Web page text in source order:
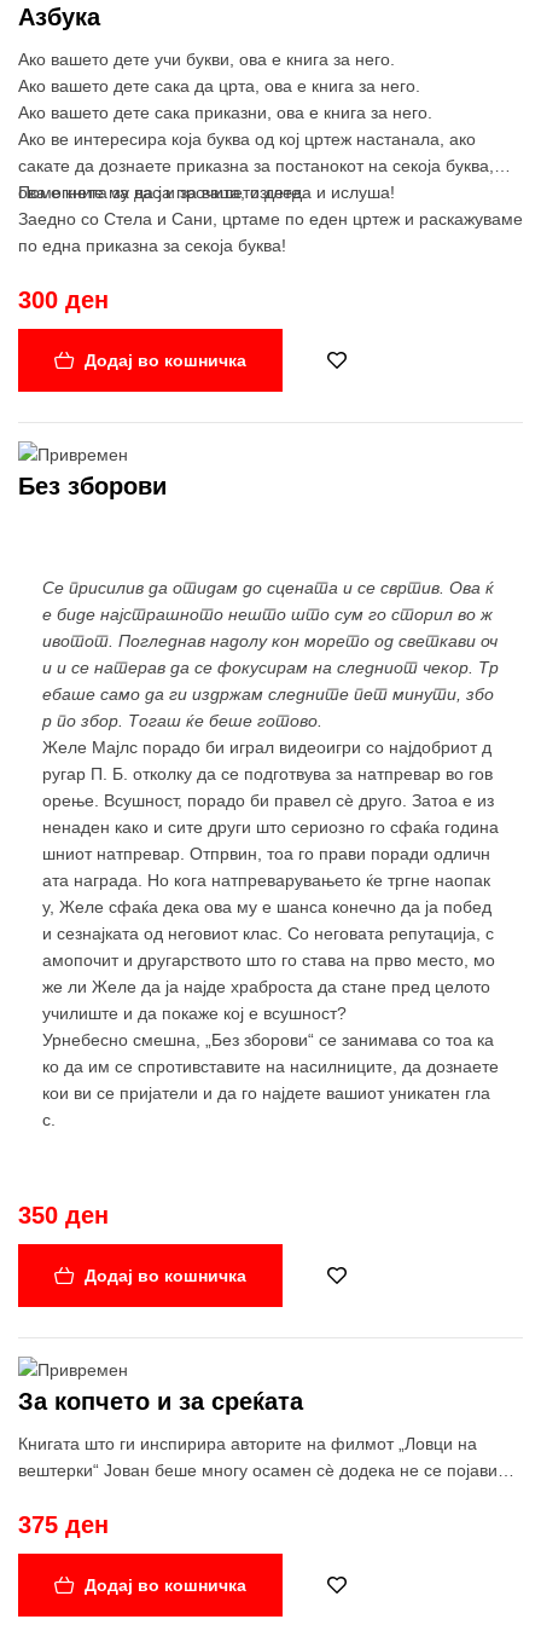
Азбука
Ако вашето дете учи букви, ова е книга за него.
Ако вашето дете сака да црта, ова е книга за него.
Ако вашето дете сака приказни, ова е книга за него.
Ако ве интересира која буква од кој цртеж настанала, ако
сакате да дознаете приказна за постанокот на секоја буква,
ова е книга за вас и за вашето дете.
Помогнете му да ја прочита, изгледа и ислуша!
Заедно со Стела и Сани, цртаме по еден цртеж и раскажуваме
по една приказна за секоја буква!
300 ден
Додај во кошничка
Без зборови
Се присилив да отидам до сцената и се свртив. Ова ќ
е биде најстрашното нешто што сум го сторил во ж
ивотот. Погледнав надолу кон морето од светкави оч
и и се натерав да се фокусирам на следниот чекор. Тр
ебаше само да ги издржам следните пет минути, збо
р по збор. Тогаш ќе беше готово.
Желе Мајлс порадо би играл видеоигри со најдобриот д
ругар П. Б. отколку да се подготвува за натпревар во гов
орење. Всушност, порадо би правел сѐ друго. Затоа е из
ненаден како и сите други што сериозно го сфаќа година
шниот натпревар. Отпрвин, тоа го прави поради одличн
ата награда. Но кога натпреварувањето ќе тргне наопак
у, Желе сфаќа дека ова му е шанса конечно да ја побед
и сезнајката од неговиот клас. Со неговата репутација, с
амопочит и другарството што го става на прво место, мо
же ли Желе да ја најде храброста да стане пред целото
училиште и да покаже кој е всушност?
Урнебесно смешна, „Без зборови“ се занимава со тоа ка
ко да им се спротивставите на насилниците, да дознаете
кои ви се пријатели и да го најдете вашиот уникатен гла
с.
350 ден
Додај во кошничка
За копчето и за среќата
Книгата што ги инспирира авторите на филмот „Ловци на
вештерки“ Јован беше многу осамен сѐ додека не се појави
запозна Милица и тоа пријателство му го смени животот.
Засекогаш. Книга за осаменоста, за наоѓањето храброст,
пријатели, самодоверба и – среќа. Книга за инклузија на
375 ден
Додај во кошничка